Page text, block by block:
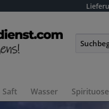
Saft Wasser